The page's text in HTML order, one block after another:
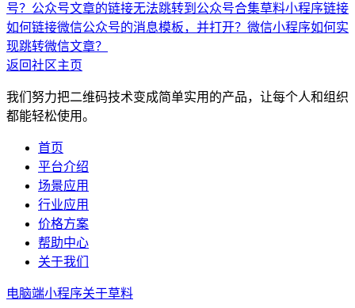
号？ 公众号文章的链接无法跳转到公众号合集草料小程序链接
如何链接微信公众号的消息模板，并打开？ 微信小程序如何实
现跳转微信文章？
返回社区主页
我们努力把二维码技术变成简单实用的产品，让每个人和组织
都能轻松使用。
首页
平台介绍
场景应用
行业应用
价格方案
帮助中心
关于我们
电脑端小程序关于草料